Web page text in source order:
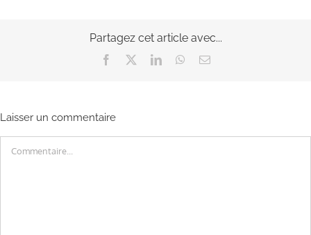
Partagez cet article avec...
Facebook LinkedInWhatsApp
Email
Laisser un commentaire